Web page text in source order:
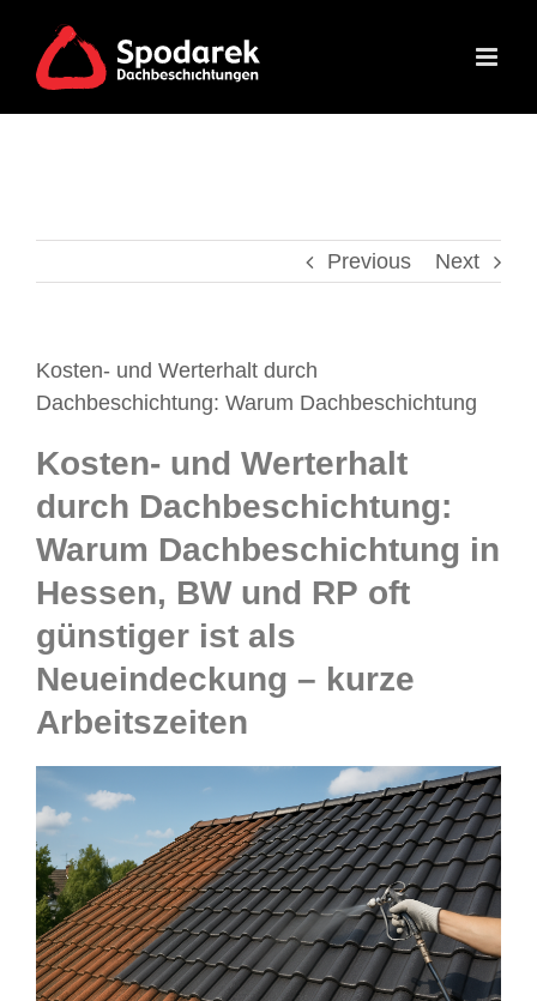
content
Previous Next
Kosten- und Werterhalt durch
Dachbeschichtung: Warum Dachbeschichtung
Kosten- und Werterhalt
durch Dachbeschichtung:
Warum Dachbeschichtung in
Hessen, BW und RP oft
günstiger ist als
Neueindeckung – kurze
Arbeitszeiten